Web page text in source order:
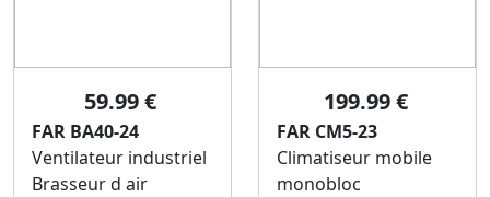
59.99 €
FAR BA40-24
Ventilateur industriel
Brasseur d air
199.99 €
FAR CM5-23
Climatiseur mobile
monobloc